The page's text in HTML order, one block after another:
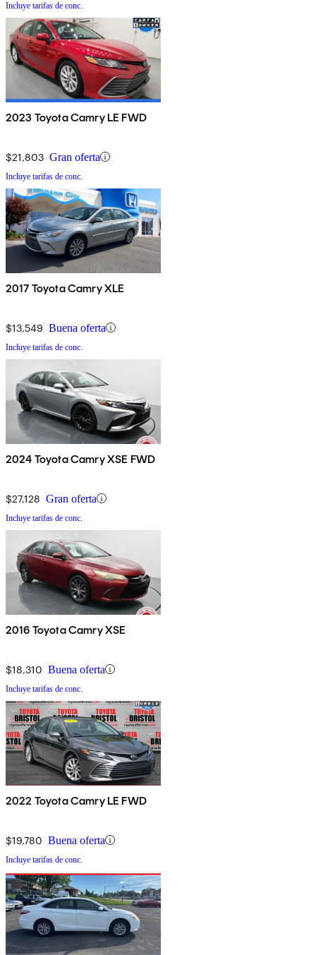
Incluye tarifas de conc.
2023 Toyota Camry LE FWD
$21,803 Gran oferta
Incluye tarifas de conc.
2017 Toyota Camry XLE
$13,549 Buena oferta
Incluye tarifas de conc.
2024 Toyota Camry XSE FWD
$27,128 Gran oferta
Incluye tarifas de conc.
2016 Toyota Camry XSE
$18,310 Buena oferta
Incluye tarifas de conc.
2022 Toyota Camry LE FWD
$19,780 Buena oferta
Incluye tarifas de conc.